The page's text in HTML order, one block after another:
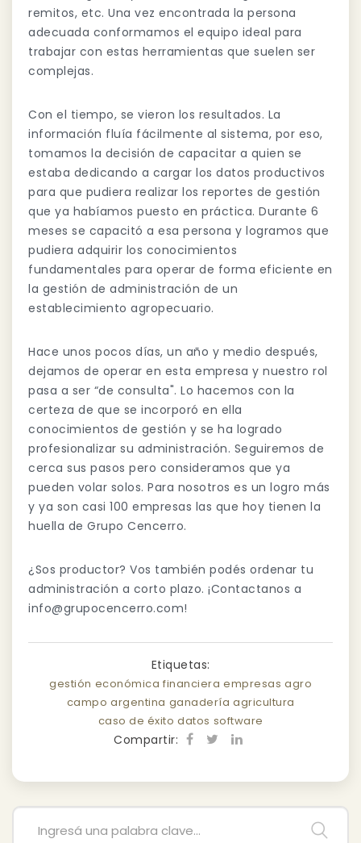
remitos, etc. Una vez encontrada la persona
adecuada conformamos el equipo ideal para
trabajar con estas herramientas que suelen ser
complejas.
Con el tiempo, se vieron los resultados. La
información fluía fácilmente al sistema, por eso,
tomamos la decisión de capacitar a quien se
estaba dedicando a cargar los datos productivos
para que pudiera realizar los reportes de gestión
que ya habíamos puesto en práctica. Durante 6
meses se capacitó a esa persona y logramos que
pudiera adquirir los conocimientos
fundamentales para operar de forma eficiente en
la gestión de administración de un
establecimiento agropecuario.
Hace unos pocos días, un año y medio después,
dejamos de operar en esta empresa y nuestro rol
pasa a ser “de consulta". Lo hacemos con la
certeza de que se incorporó en ella
conocimientos de gestión y se ha logrado
profesionalizar su administración. Seguiremos de
cerca sus pasos pero consideramos que ya
pueden volar solos. Para nosotros es un logro más
y ya son casi 100 empresas las que hoy tienen la
huella de Grupo Cencerro.
¿Sos productor? Vos también podés ordenar tu
administración a corto plazo. ¡Contactanos a
info@grupocencerro.com!
Etiquetas:
gestión económica financiera empresas agro
campo argentina ganadería agricultura
caso de éxito datos software
Compartir: